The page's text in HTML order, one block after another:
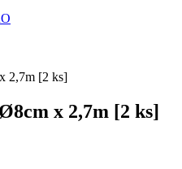
2,7m [2 ks]
x 2,7m [2 ks]